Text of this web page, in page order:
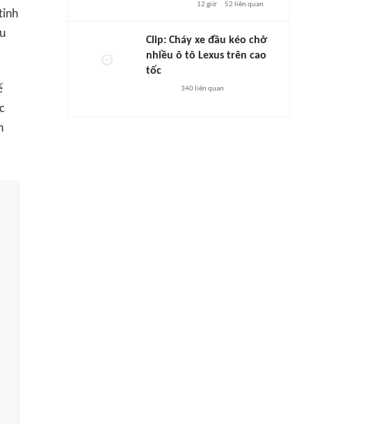
12 giờ 52 liên quan
Clip: Cháy xe đầu kéo chở
nhiều ô tô Lexus trên cao
tốc
340liên quan